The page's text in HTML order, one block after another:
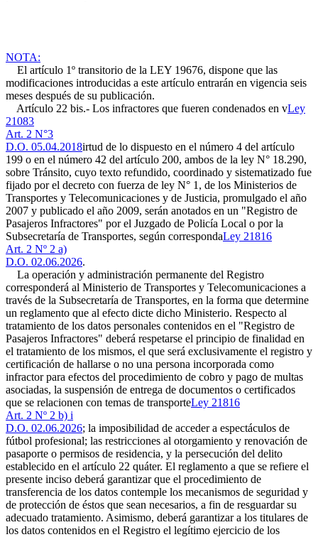
NOTA:
El artículo 1º transitorio de la LEY 19676, dispone que las
modificaciones introducidas a este artículo entrarán en vigencia seis
meses después de su publicación.
Artículo 22 bis.- Los infractores que fueren condenados en vLey
21083
Art. 2 N°3
D.O. 05.04.2018irtud de lo dispuesto en el número 4 del artículo
199 o en el número 42 del artículo 200, ambos de la ley N° 18.290,
sobre Tránsito, cuyo texto refundido, coordinado y sistematizado fue
fijado por el decreto con fuerza de ley N° 1, de los Ministerios de
Transportes y Telecomunicaciones y de Justicia, promulgado el año
2007 y publicado el año 2009, serán anotados en un "Registro de
Pasajeros Infractores" por el Juzgado de Policía Local o por la
Subsecretaría de Transportes, según correspondaLey 21816
Art. 2 Nº 2 a)
D.O. 02.06.2026.
La operación y administración permanente del Registro
corresponderá al Ministerio de Transportes y Telecomunicaciones a
través de la Subsecretaría de Transportes, en la forma que determine
un reglamento que al efecto dicte dicho Ministerio. Respecto al
tratamiento de los datos personales contenidos en el "Registro de
Pasajeros Infractores" deberá respetarse el principio de finalidad en
el tratamiento de los mismos, el que será exclusivamente el registro y
certificación de hallarse o no una persona incorporada como
infractor para efectos del procedimiento de cobro y pago de multas
asociadas, la suspensión de entrega de documentos o certificados
que se relacionen con temas de transporteLey 21816
Art. 2 Nº 2 b) i
D.O. 02.06.2026; la imposibilidad de acceder a espectáculos de
fútbol profesional; las restricciones al otorgamiento y renovación de
pasaporte o permisos de residencia, y la persecución del delito
establecido en el artículo 22 quáter. El reglamento a que se refiere el
presente inciso deberá garantizar que el procedimiento de
transferencia de los datos contemple los mecanismos de seguridad y
de protección de éstos que sean necesarios, a fin de resguardar su
adecuado tratamiento. Asimismo, deberá garantizar a los titulares de
los datos contenidos en el Registro el legítimo ejercicio de los